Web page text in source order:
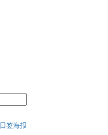
日签海报